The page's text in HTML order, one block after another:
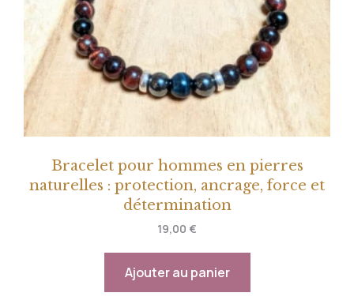
Bracelet pour hommes en pierres
naturelles : protection, ancrage, force et
détermination
19,00 €
Ajouter au panier